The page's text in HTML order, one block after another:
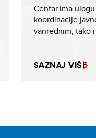
Centar ima
koordinacije
vanrednim, tako
SAZNAJ VIŠE